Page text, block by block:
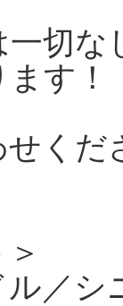
切
す！
くだ
ル／